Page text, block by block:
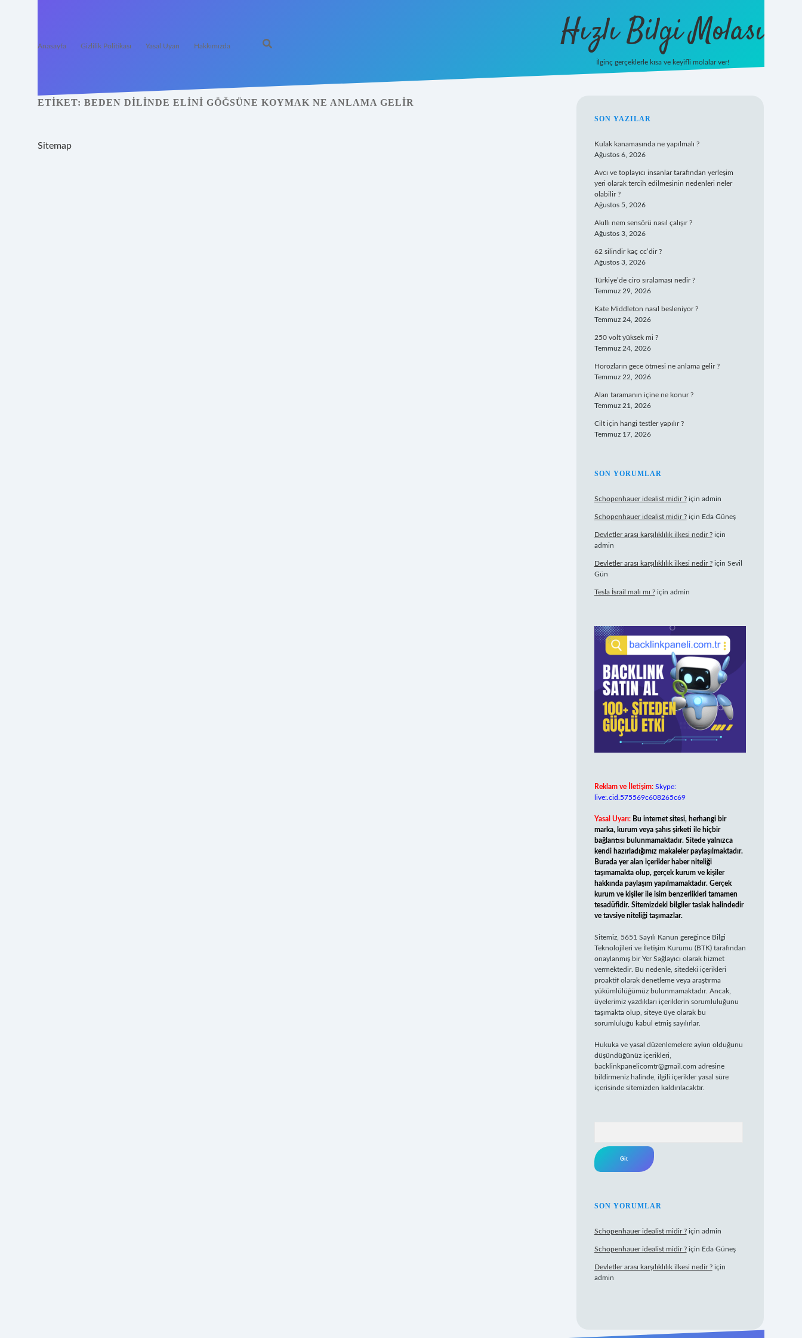
Anasayfa Gizlilik Politikası Yasal Uyarı Hakkımızda Hızlı Bilgi Molası
İlginç gerçeklerle kısa ve keyifli molalar ver!
ETIKET: BEDEN DILINDE ELINI GÖĞSÜNE KOYMAK NE ANLAMA GELIR
Sitemap
SIDEBAR
SON YAZILAR
Kulak kanamasında ne yapılmalı ?
Ağustos 6, 2026
Avcı ve toplayıcı insanlar tarafından yerleşim
yeri olarak tercih edilmesinin nedenleri neler
olabilir ?
Ağustos 5, 2026
Akıllı nem sensörü nasıl çalışır ?
Ağustos 3, 2026
62 silindir kaç cc’dir ?
Ağustos 3, 2026
Türkiye’de ciro sıralaması nedir ?
Temmuz 29, 2026
Kate Middleton nasıl besleniyor ?
Temmuz 24, 2026
250 volt yüksek mi ?
Temmuz 24, 2026
Horozların gece ötmesi ne anlama gelir ?
Temmuz 22, 2026
Alan taramanın içine ne konur ?
Temmuz 21, 2026
Cilt için hangi testler yapılır ?
Temmuz 17, 2026
SON YORUMLAR
Schopenhauer idealist midir ?için admin
Schopenhauer idealist midir ?için Eda Güneş
Devletler arası karşılıklılık ilkesi nedir ?için
admin
Devletler arası karşılıklılık ilkesi nedir ?için Sevil
Gün
Tesla İsrail malı mı ?için admin
Reklam ve İletişim: Skype:
live:.cid.575569c608265c69
Yasal Uyarı: Bu internet sitesi, herhangi bir
marka, kurum veya şahıs şirketi ile hiçbir
bağlantısı bulunmamaktadır. Sitede yalnızca
kendi hazırladığımız makaleler paylaşılmaktadır.
Burada yer alan içerikler haber niteliği
taşımamakta olup, gerçek kurum ve kişiler
hakkında paylaşım yapılmamaktadır. Gerçek
kurum ve kişiler ile isim benzerlikleri tamamen
tesadüfidir. Sitemizdeki bilgiler taslak halindedir
ve tavsiye niteliği taşımazlar.
Sitemiz, 5651 Sayılı Kanun gereğince Bilgi
Teknolojileri ve İletişim Kurumu (BTK) tarafından
onaylanmış bir Yer Sağlayıcı olarak hizmet
vermektedir. Bu nedenle, sitedeki içerikleri
proaktif olarak denetleme veya araştırma
yükümlülüğümüz bulunmamaktadır. Ancak,
üyelerimiz yazdıkları içeriklerin sorumluluğunu
taşımakta olup, siteye üye olarak bu
sorumluluğu kabul etmiş sayılırlar.
Hukuka ve yasal düzenlemelere aykırı olduğunu
düşündüğünüz içerikleri,
backlinkpanelicomtr@gmail.com adresine
bildirmeniz halinde, ilgili içerikler yasal süre
içerisinde sitemizden kaldırılacaktır.
SON YORUMLAR
Schopenhauer idealist midir ?için admin
Schopenhauer idealist midir ?için Eda Güneş
Devletler arası karşılıklılık ilkesi nedir ?için
admin